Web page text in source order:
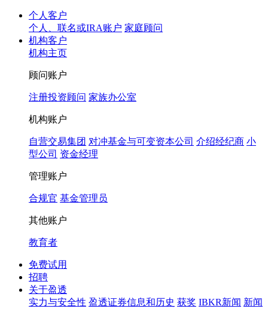
个人客户
个人、联名或IRA账户 家庭顾问
机构客户
机构主页
顾问账户
注册投资顾问 家族办公室
机构账户
自营交易集团 对冲基金与可变资本公司 介绍经纪商 小
型公司 资金经理
管理账户
合规官 基金管理员
其他账户
教育者
免费试用
招聘
关于盈透
实力与安全性 盈透证券信息和历史 获奖 IBKR新闻 新闻